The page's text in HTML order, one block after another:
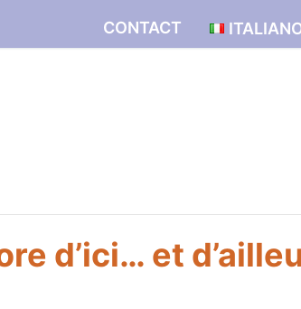
CONTACT
d’ici… et